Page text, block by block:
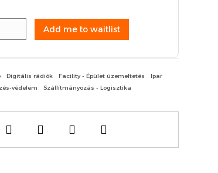
Add me to waitlist
Digitális rádiók Facility - Épület üzemeltetés
Ipar
védelem Szállítmányozás - Logisztika